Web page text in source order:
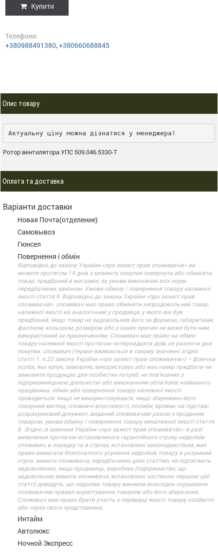
Купити
Телефони:
+380988491380,+380660688845
Опис товару
Актуальну ціну можна дізнатися у менеджера!
Ротор вентилятора УПС 509.046.5330-Т
Оплата та доставка
Варіанти доставки
Новая Почта(отделение)
Самовывоз
Гюнсел
Повернення і обмін
Відповідно до закону України «про захист прав споживачів» ви
можете протягом 14 днів з моменту покупки повернути або обміняти
товар, придбаний в магазині, за умови виконання всіх норм
передбачених законом. Умови обміну / повернення товару належної
якості стаття 9. Відповідно до закону України «про захист прав
споживачів»: споживач має право обміняти непродовольчий товар
належної якості на аналогічний у продавця, у якого він був
придбаний, якщо товар не задовольнив його за формою, габаритами,
фасоном, кольором, розміром або з інших причин не може бути ним
використаний за призначенням. Споживач має право на обмін
товару належної якості протягом чотирнадцяти днів, не рахуючи дня
покупки. споживач (термін вживається в такому значенні згідно
статті 1. п.22 закону України «про захист прав споживачів») – фізична
особа, яка купує, замовляє, використовує або має намір придбати чи
замовити продукцію для особистих потреб, не пов’язаних з
підприємницькою діяльністю або виконанням обов’язків найманого
працівника. обмін або повернення товару належної якості
провадиться: якщо не використовувався; якщо збережено його
товарний вигляд, споживчі властивості, пломби, ярлики; на підставі
розрахунковий документ, виданий споживачеві разом з проданим
товаром. умови обміну / повернення товару неналежної якості стаття
8. Згідно із законом України «про захист прав споживачів»: в разі
виявлення протягом встановленого гарантійного строку недоліків
споживач, в порядку та в строки, встановлені законодавством, має
право вимагати безоплатного усунення недоліків товару в розумний
строк. вимоги споживача, передбачених цією статтею, не підлягають
задоволенню, якщо продавець, виробник (підприємство, що
задовольняє вимоги споживача, встановлені частиною першою цієї
статті) доведуть, що недоліки товару виникли внаслідок порушення
споживачем правил користування товаром або його зберігання.
Споживач має право брати участь у перевірці якості товару особисто
або через свого представника.
Интайм
Автолюкс
Ночной Экспресс